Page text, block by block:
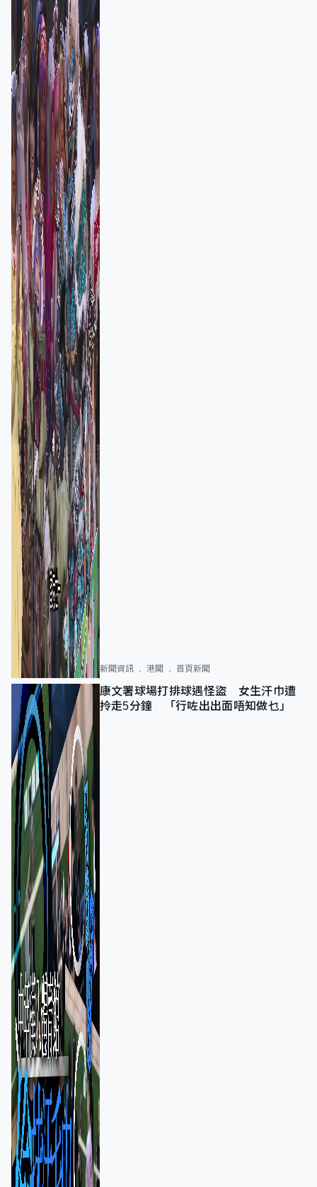
新聞資訊 港聞 首頁新聞
康文署球場打排球遇怪盜 女生汗巾遭
拎走5分鐘 「行咗出出面唔知做乜」